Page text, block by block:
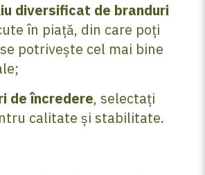
diversificat de branduri
în piață, din care poți
potrivește cel mai bine
de încredere, selectați
calitate și stabilitate.